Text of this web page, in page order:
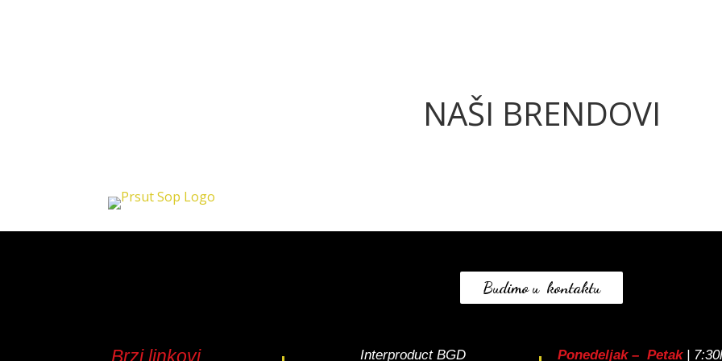
NAŠI BRENDOVI
Budimo u kontaktu
Brzi linkovi Interproduct BGD Ponedeljak – Petak |